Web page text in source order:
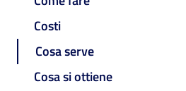
Costi
Cosa serve
Cosa si ottiene